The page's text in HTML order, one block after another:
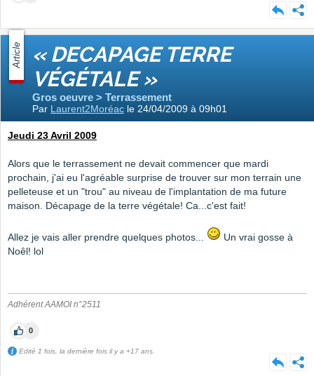
Article « DECAPAGE TERRE
VÉGÉTALE »
Gros oeuvre > Terrassement
Par Laurent2Moréac le 24/04/2009 à 09h01
Jeudi 23 Avril 2009
Alors que le terrassement ne devait commencer que mardi
prochain, j'ai eu l'agréable surprise de trouver sur mon terrain une
pelleteuse et un "trou" au niveau de l'implantation de ma future
maison. Décapage de la terre végétale! Ca...c'est fait!
Allez je vais aller prendre quelques photos...
Un vrai gosse à
Noêl! lol
Adhérent AAMOI n°2511
0
Edité 1 fois, la dernière fois il y a +17 ans.